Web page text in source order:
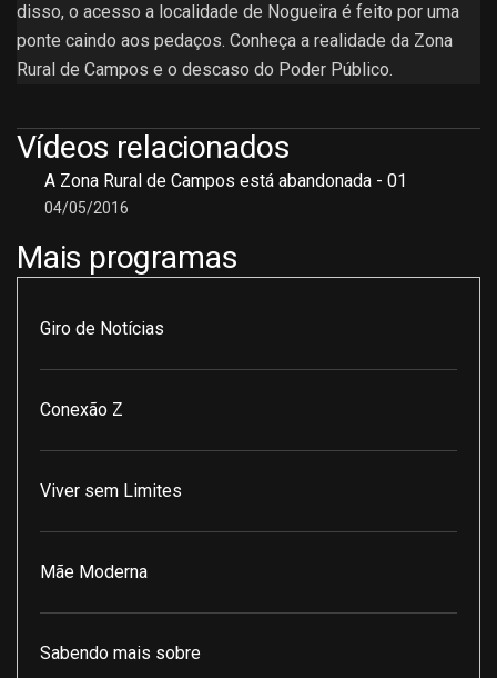
disso, o acesso a localidade de Nogueira é feito por uma
ponte caindo aos pedaços. Conheça a realidade da Zona
Rural de Campos e o descaso do Poder Público.
Vídeos relacionados
A Zona Rural de Campos está abandonada - 01
04/05/2016
Mais programas
Giro de Notícias
Conexão Z
Viver sem Limites
Mãe Moderna
Sabendo mais sobre